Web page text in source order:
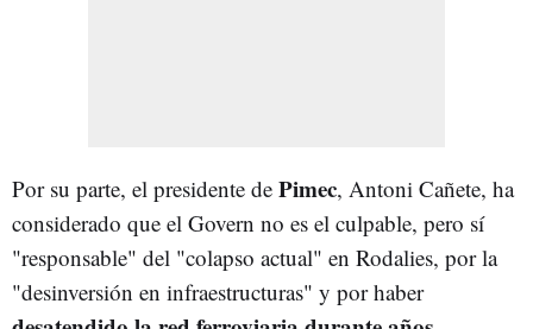
Por su parte, el presidente de Pimec, Antoni Cañete, ha
considerado que el Govern no es el culpable, pero sí
"responsable" del "colapso actual" en Rodalies, por la
"desinversión en infraestructuras" y por haber